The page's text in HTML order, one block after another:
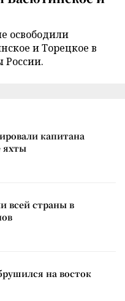
освободили
и Торецкое в
капитана
яхты
всей страны в
на восток